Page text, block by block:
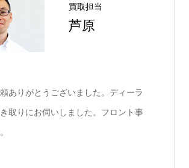
買取担当
芦原
ありがとうございました。ディーラ
取りにお伺いしました。フロント事